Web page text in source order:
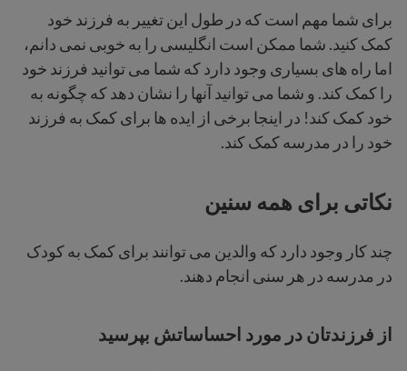
برای شما مهم است که در طول این تغییر به فرزند خود
کمک کنید. شما ممکن است انگلیسی را به خوبی نمی دانم،
اما راه های بسیاری وجود دارد که شما می توانید فرزند خود
را کمک کند. و شما می توانید آنها را نشان دهد که چگونه به
خود کمک کند! در اینجا برخی از ایده ها برای کمک به فرزند
خود را در مدرسه کمک کند.
نکاتی برای همه سنین
چند کار وجود دارد که والدین می توانند برای کمک به کودک
در مدرسه در هر سنی انجام دهند.
از فرزندتان در مورد احساساتش بپرسید